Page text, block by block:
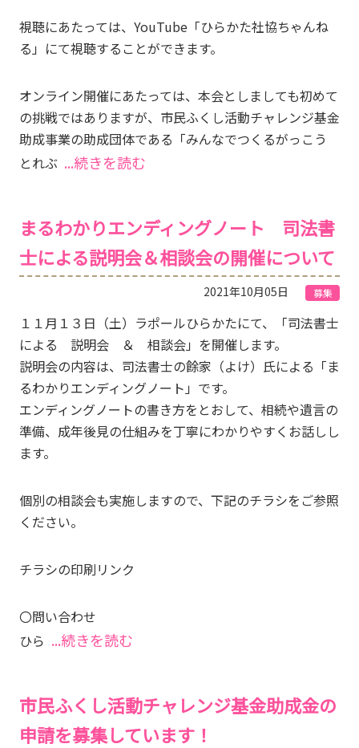
視聴にあたっては、YouTube「ひらかた社協ちゃんね
る」にて視聴することができます。
オンライン開催にあたっては、本会としましても初めて
の挑戦ではありますが、市民ふくし活動チャレンジ基金
助成事業の助成団体である「みんなでつくるがっこう
とれぶ ...続きを読む
まるわかりエンディングノート 司法書
士による説明会＆相談会の開催について
2021年10月05日 募集
１１月１３日（土）ラポールひらかたにて、「司法書士
による 説明会 ＆ 相談会」を開催します。
説明会の内容は、司法書士の餘家（よけ）氏による「ま
るわかりエンディングノート」です。
エンディングノートの書き方をとおして、相続や遺言の
準備、成年後見の仕組みを丁寧にわかりやすくお話しし
ます。
個別の相談会も実施しますので、下記のチラシをご参照
ください。
チラシの印刷リンク
〇問い合わせ
ひら ...続きを読む
市民ふくし活動チャレンジ基金助成金の
申請を募集しています！